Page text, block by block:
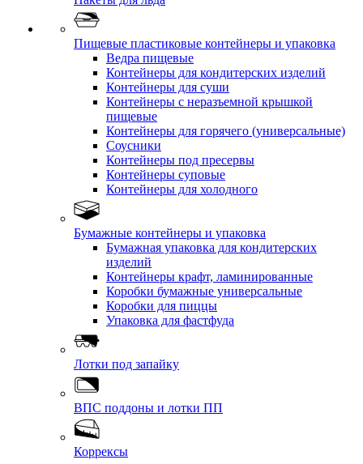
Пищевые пластиковые контейнеры и упаковка
Ведра пищевые
Контейнеры для кондитерских изделий
Контейнеры для суши
Контейнеры с неразъемной крышкой
пищевые
Контейнеры для горячего (универсальные)
Соусники
Контейнеры под пресервы
Контейнеры суповые
Контейнеры для холодного
Бумажные контейнеры и упаковка
Бумажная упаковка для кондитерских
изделий
Контейнеры крафт, ламинированные
Коробки бумажные универсальные
Коробки для пиццы
Упаковка для фастфуда
Лотки под запайку
ВПС поддоны и лотки ПП
Коррексы